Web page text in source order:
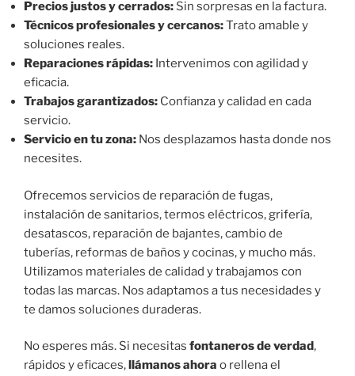
Precios justos y cerrados: Sin sorpresas en la factura.
Técnicos profesionales y cercanos:Trato amable y
soluciones reales.
Reparaciones rápidas: Intervenimos con agilidad y
eficacia.
Trabajos garantizados: Confianza y calidad en cada
servicio.
Servicio en tu zona: Nos desplazamos hasta donde nos
necesites.
Ofrecemos servicios de reparación de fugas,
instalación de sanitarios, termos eléctricos, grifería,
desatascos, reparación de bajantes, cambio de
tuberías, reformas de baños y cocinas, y mucho más.
Utilizamos materiales de calidad y trabajamos con
todas las marcas. Nos adaptamos a tus necesidades y
te damos soluciones duraderas.
No esperes más. Si necesitas fontaneros de verdad,
rápidos y eficaces,
llámanos ahora o rellena el